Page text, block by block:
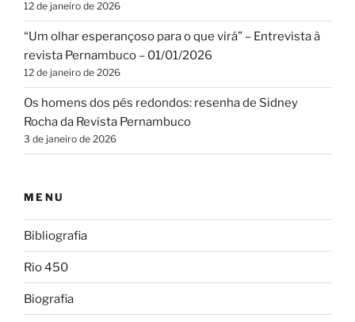
12 de janeiro de 2026
“Um olhar esperançoso para o que virá” – Entrevista à
revista Pernambuco – 01/01/2026
12 de janeiro de 2026
Os homens dos pés redondos: resenha de Sidney
Rocha da Revista Pernambuco
3 de janeiro de 2026
MENU
Bibliografia
Rio 450
Biografia